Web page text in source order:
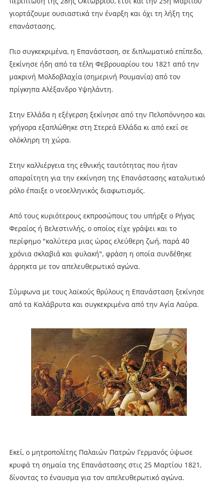
γιορτάζουμε ουσιαστικά την έναρξη και όχι τη λήξη της
επανάστασης.
Πιο συγκεκριμένα, η Επανάσταση, σε διπλωματικό επίπεδο,
ξεκίνησε ήδη από τα τέλη Φεβρουαρίου του 1821 από την
μακρινή Μολδοβλαχία (σημερινή Ρουμανία) από τον
πρίγκηπα Αλέξανδρο Υψηλάντη.
Στην Ελλάδα η εξέγερση ξεκίνησε από την Πελοπόννησο και
γρήγορα εξαπλώθηκε στη Στερεά Ελλάδα κι από εκεί σε
ολόκληρη τη χώρα.
Στην καλλιέργεια της εθνικής ταυτότητας που ήταν
απαραίτητη για την εκκίνηση της Επανάστασης καταλυτικό
ρόλο έπαιξε ο νεοελληνικός διαφωτισμός.
Από τους κυριότερους εκπροσώπους του υπήρξε ο Ρήγας
Φεραίος ή Βελεστινλής, ο οποίος είχε γράψει και το
περίφημο "καλύτερα μιας ώρας ελεύθερη ζωή, παρά 40
χρόνια σκλαβιά και φυλακή", φράση η οποία συνδέθηκε
άρρηκτα με τον απελευθερωτικό αγώνα.
Σύμφωνα με τους λαϊκούς θρύλους η Επανάσταση ξεκίνησε
από τα Καλάβρυτα και συγκεκριμένα από την Αγία Λαύρα.
Εκεί, ο μητροπολίτης Παλαιών Πατρών Γερμανός ύψωσε
κρυφά τη σημαία της Επανάστασης στις 25 Μαρτίου 1821,
δίνοντας το έναυσμα για τον απελευθερωτικό αγώνα.